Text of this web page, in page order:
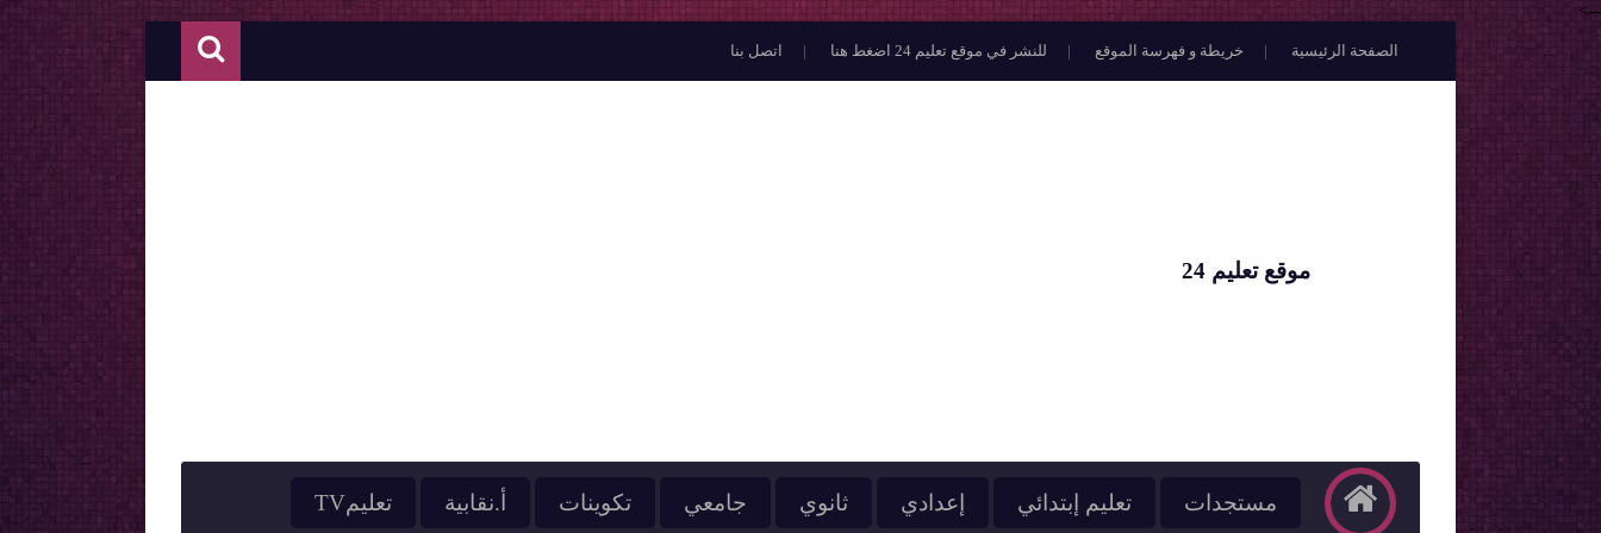
-->
الصفحة الرئيسية خريطة و فهرسة الموقع للنشر في موقع تعليم 24 اضغط هنا اتصل بنا
موقع تعليم 24
مستجدات تعليم إبتدائي إعدادي ثانوي جامعي تكوينات أ.نقابية تعليمTV